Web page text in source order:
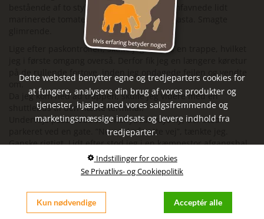
bestående af to stykker bondebrød, der omfavnede lidt
marinerede tomater og noget sort oliven pasta. Smagte
Lige efter paskontrollen, skulle jeg ned ad en trappe, hvilket
på de rullende fortove, inden jeg opdagede fejlen og vendte
om.
Da jeg kom ned ad trappen, skulle jeg videre med en
shuttlebus til den næste terminal.
Undervejs passerede vi et Kenya Airways fly, der stod
parkeret ved en gate. ”Nu er vi på rette vej”, tænkte jeg.
Ganske rigtigt. Lidt efter stod jeg i en kæmpestor afgangshal
og kiggede ned på flyet.
Kan se flyet fra min plads i afgangshallen. Solen skinner igen
Der er lige ankommet en cateringvogn, så jeg håber at det er
god fly mad, de serverer undervejs.
Dette websted benytter egne og tredjeparters cookies for
at fungere, analysere din brug af vores produkter og
tjenester, hjælpe med vores salgsfremmende og
marketingsmæssige indsats og levere indhold fra
tredjeparter.
Indstillinger for cookies
Se Privatlivs- og Cookiepolitik
Kun nødvendige Acceptér alle